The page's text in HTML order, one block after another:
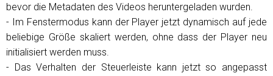
bevor die Metadaten des Videos heruntergeladen wurden.
- Im Fenstermodus kann der Player jetzt dynamisch auf jede
beliebige Größe skaliert werden, ohne dass der Player neu
initialisiert werden muss.
- Das Verhalten der Steuerleiste kann jetzt so angepasst